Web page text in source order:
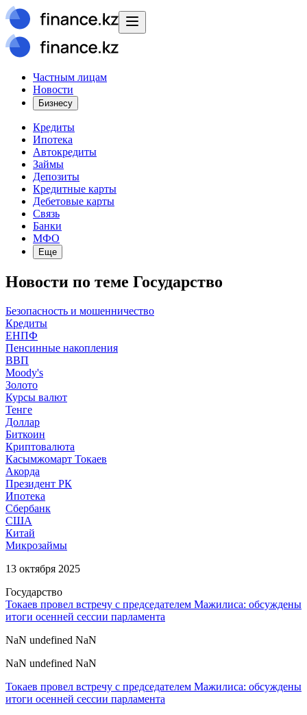
Частным лицам
Новости
Бизнесу
Кредиты
Ипотека
Автокредиты
Займы
Депозиты
Кредитные карты
Дебетовые карты
Связь
Банки
МФО
Еще
Новости по теме Государство
Безопасность и мошенничество
Кредиты
ЕНПФ
Пенсинные накопления
ВВП
Moody's
Золото
Курсы валют
Тенге
Доллар
Биткоин
Криптовалюта
Касымжомарт Токаев
Акорда
Президент РК
Ипотека
Сбербанк
США
Китай
Микрозаймы
13 октября 2025
Государство
Токаев провел встречу с председателем Мажилиса: обсуждены
итоги осенней сессии парламента
NaN undefined NaN
NaN undefined NaN
Токаев провел встречу с председателем Мажилиса: обсуждены
итоги осенней сессии парламента